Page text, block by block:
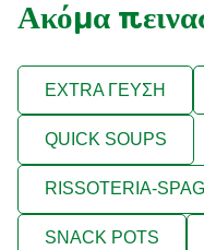
Ακόμα
EXTRA ΓΕΥΣΗ
QUICK SOUPS
RISSOTERIA-
SNACK POTS